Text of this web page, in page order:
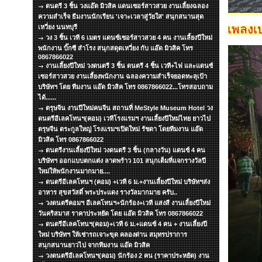
ดนตรี 3 ชิ้น วงแอ๊ด มิวสิค แดนเซอร์สาวสวย งานเลี้ยงฉลอง
ความสำเร็จ ธีมงานนักเรียน 'เจาะเวลาสู่วัยใส' สนุกสนานสุด
เหวี่ยง นนทบุรี
วง 3 ชิ้น เวที 6 เมตร แดนซ์เซอร์สาวสวย 4 คน งานเลี้ยงปีใหม่
พนักงาน บิ๊กซี สำโรง สนุกสดุดเหวี่ยง กับ แอ๊ด มิวสิค โทร
0867866022
งานเลี้ยงปีใหม่ วงดนตรี 3 ชิ้น ดนตรี 4 ชิ้น เวที+ไฟ และแดนซ์
เซอร์สาวสวย งานเลี้ยงพนักงาน ฉลองความสำเร็จยอดทะลุเป้า
บริษัทฯ โดย ทีมงาน แอ๊ด มิวสิค โทร 0867866022...โทรสอบถาม
ได้......
ตรุษจีน งานปีใหม่คนจีน สถานที่ MeStyle Museum Hotel วง
ดนตรีอีเลคโทนฯ(คอม) เวทีโรงแรมฯ งานเลี้ยงปีใหม่ไทย ยาวไป
ตรุษจีน ตระกูลใหญ่ โรงแรมฯเปิดใหม่ รัชดา โดยทีมงาน แอ๊ด
มิวสิค โทร 0867866022
ดนตรีงานเลี้ยงปีใหม่ วงดนตรี 3 ชิ้น (กลางวัน) แดนซ์ 4 คน
บริษัทฯ ออกแบบตกแต่ง ลาดพร้าว 101 สนุกเต็มที่แจกรางวัลปี
ใหม่ให้พนักงานมากมาย....
ดนตรีอีเลคโทนฯ (คอม) +เวที 6 ม.+งานเลี้ยงปีใหม่ บริษัทฯส่ง
อาหาร สุขสวัสดิ์ พระประแดง รางวัลมากมาย ครับ..
วงดนตรีคอมฯ อีเลคโทนฯ+นักร้อง+เวที แสงสี งานเลี้ยงปีใหม่
วันคริสมาส ราคาประหยัด โดย แอ๊ด มิวสิค โทร 0867866022
ดนตรีอีเลคโทนฯ(คอม)+เวที 6 ม.+แดนซ์ 4 คน + งานเลี้ยงปี
ใหม่ บริษัทฯ ให้เช่ารถเจาะขุด คลองด่าน สมุทรปราการ
สนุกสนานยาวไป จากทีมงาน แอ๊ด มิวสิค
วงดนตรีอีเลคโทนฯ(คอม) นักร้อง 2 คน (ราคาประหยัด) งาน
เพลง